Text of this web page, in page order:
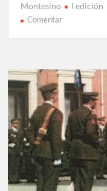
Montesino
I edición
Comentaren
Javier
Carrillo
Montesinos